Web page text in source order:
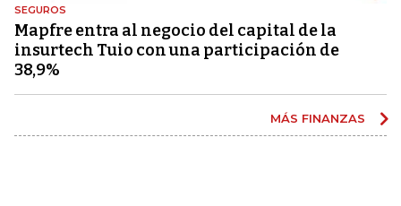
SEGUROS
Mapfre entra al negocio del capital de la
insurtech Tuio con una participación de
38,9%
MÁS FINANZAS